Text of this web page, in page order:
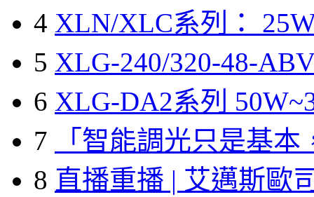
4 XLN/XLC系列：
5 XLG-240/320-48-
6 XLG-DA2系列
7
「智能調光只是基本
8 直播重播 | 艾邁斯歐